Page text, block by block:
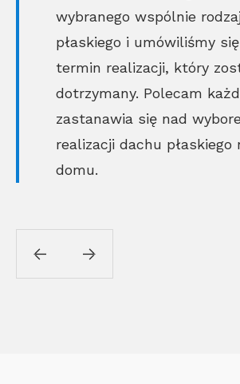
wybranego wspólnie
płaskiego i umówiliśmy
termin realizacji, który
dotrzymany. Polecam
zastanawia się nad
realizacji dachu płaskiego
domu.